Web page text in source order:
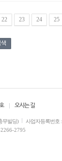
22 23 24 25
오시는 길
무빌딩) 사업자등록번호 :
2795